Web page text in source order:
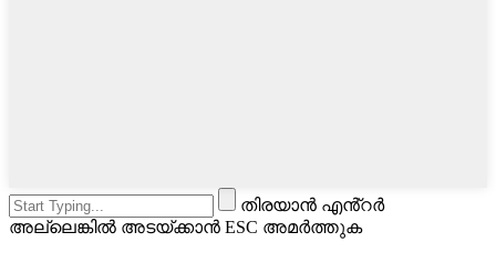
തിരയാൻ എൻ്റർ
അല്ലെങ്കിൽ അടയ്ക്കാൻ ESC അമർത്തുക